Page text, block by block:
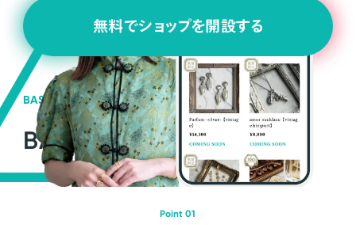
無料でショップを開設する
BASEの強み
BASEが強い3つの理由
Point 01